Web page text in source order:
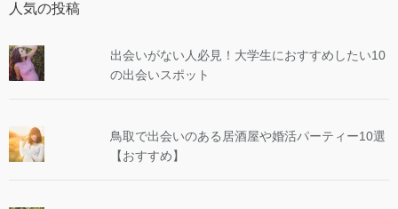
人気の投稿
出会いがない人必見！大学生におすすめしたい10
の出会いスポット
鳥取で出会いのある居酒屋や婚活パーティー10選
【おすすめ】